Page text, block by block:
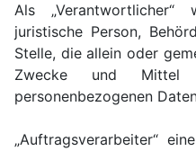
Als
juristische Person,
Stelle, die allein oder
Zwecke und Mittel
personenbezogenen
„Auftragsverarbeiter“